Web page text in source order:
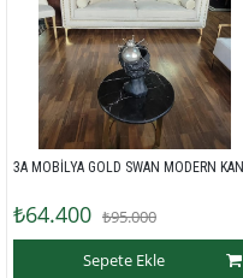
₺64.400 ₺95.000
Sepete Ekle